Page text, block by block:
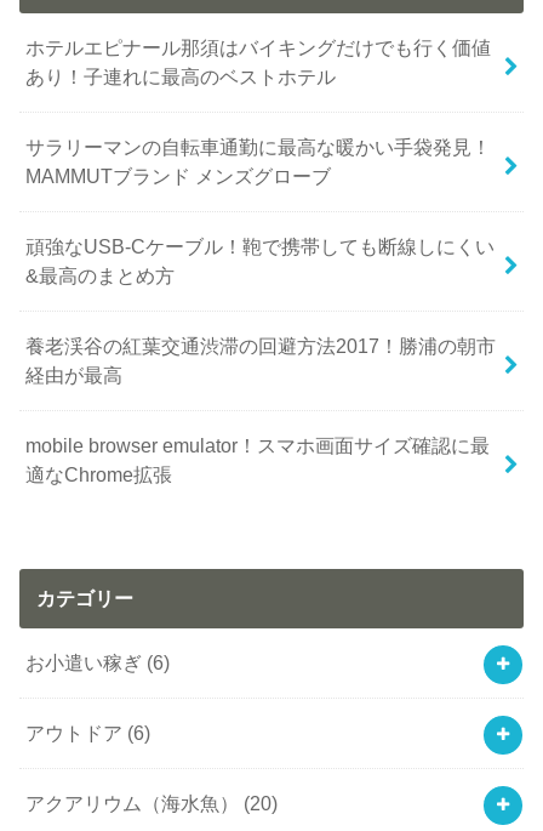
ホテルエピナール那須はバイキングだけでも行く価値
あり！子連れに最高のベストホテル
サラリーマンの自転車通勤に最高な暖かい手袋発見！
MAMMUTブランド メンズグローブ
頑強なUSB-Cケーブル！鞄で携帯しても断線しにくい
&最高のまとめ方
養老渓谷の紅葉交通渋滞の回避方法2017！勝浦の朝市
経由が最高
mobile browser emulator！スマホ画面サイズ確認に最
適なChrome拡張
カテゴリー
お小遣い稼ぎ (6)
アウトドア (6)
アクアリウム（海水魚） (20)